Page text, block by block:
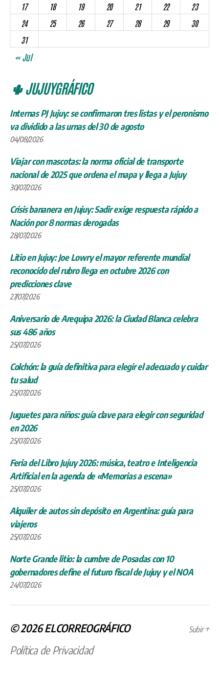
17
18 19 20 21 22
23
24
25 26 27 28 29
30
31
« Jul
🌵 JUJUYGRÁFICO
Internas PJ Jujuy: se confirmaron tres listas y el peronismo
va dividido a las urnas del 30 de agosto
04/08/2026
Viajar con mascotas: la norma oficial de transporte
nacional de 2025 que ordena el mapa y llega a Jujuy
30/07/2026
Crisis bananera en Jujuy: Sadir exige respuesta rápido a
Nación por 8 normas derogadas
28/07/2026
Litio en Jujuy: Joe Lowry el mayor referente mundial
reconocido del rubro llega en octubre 2026 con
predicciones clave
27/07/2026
Aniversario de Arequipa 2026: la Ciudad Blanca celebra
sus 486 años
25/07/2026
Colchón: la guía definitiva para elegir el adecuado y cuidar
tu salud
25/07/2026
Juguetes para niños: guía clave para elegir con seguridad
en 2026
25/07/2026
Feria del Libro Jujuy 2026: música, teatro e Inteligencia
Artificial en la agenda de «Memorias a escena»
25/07/2026
Alquiler de autos sin depósito en Argentina: guía para
viajeros
25/07/2026
Norte Grande litio: la cumbre de Posadas con 10
gobernadores define el futuro fiscal de Jujuy y el NOA
24/07/2026
© 2026ELCORREOGRÁFICO
Política de Privacidad
Subir↑